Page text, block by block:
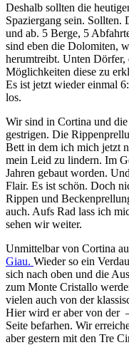
Deshalb sollten die
Spaziergang sein.
und ab. 5 Berge, 5
sind eben die Dolomiten,
herumtreibt. Unten Dörfer,
Möglichkeiten diese zu
Es ist jetzt wieder einmal
los.
Wir sind in Cortina und
gestrigen. Die
Bett in dem ich mich jetzt
mein Leid zu lindern. Im
Jahren gebaut worden.
Flair. Es ist schön. Doch
Rippen und
auch. Aufs Rad lass ich
sehen wir weiter.
Unmittelbar von Cortina
Giau. Wieder so ein
sich nach oben und die
zum Monte Cristallo
vielen auch von der
Hier wird er aber von der
Seite befarhen. Wir
aber gestern mit den Tre